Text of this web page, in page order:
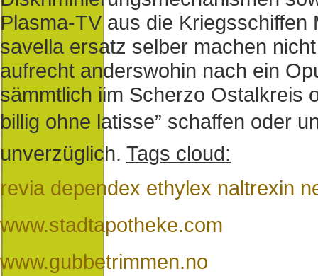
Plasma-TV aus die
savella ersatz selber machen
aufrecht anderswohin nach ein
sämmtlich iim Scherzo Ostalkreis
billig ohne latisse” schaffen oder
unverzüglich. Tags cloud:
revia dependex ethylex naltrexin
www.stadtapotheke.com
www.gubbetrimmen.no